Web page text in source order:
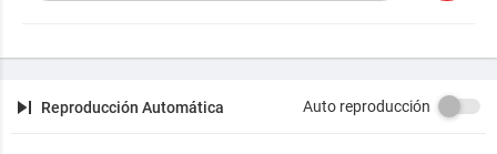
Reproducción Automática Auto reproducción